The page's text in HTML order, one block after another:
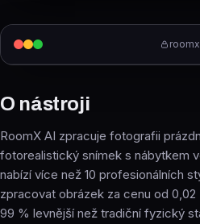
O nástroji
RoomX AI zpracuje fotografii
fotorealistický snímek s nábytkem
nabízí více než 10 profesionálních
zpracovat obrázek za cenu od
99 % levnější než tradiční fyzický